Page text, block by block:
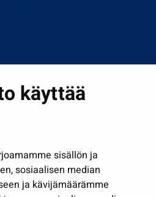
käyttää
sisällön ja
sosiaalisen median
ja kävijämäärämme